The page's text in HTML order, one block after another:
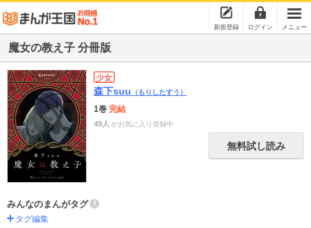
新規登録 ログイン メニュー
魔女の教え子 分冊版
少女
森下suu （もりしたすう）
1巻 完結
49人 がお気に入り登録中
無料試し読み
みんなのまんがタグ
タグ編集